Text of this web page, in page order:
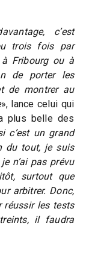
c’est
trois fois par
Fribourg ou à
de porter les
de montrer au
», lance celui qui
plus belle des
c’est un grand
du tout, je suis
n’ai pas prévu
surtout que
arbitrer. Donc,
réussir les tests
il faudra